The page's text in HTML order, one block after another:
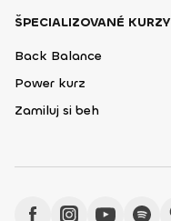
ŠPECIALIZOVANÉ KURZY
Back Balance
Power kurz
Zamiluj si beh